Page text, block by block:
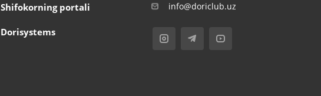
Shifokorning portali
Dorisystems
info@doriclub.uz